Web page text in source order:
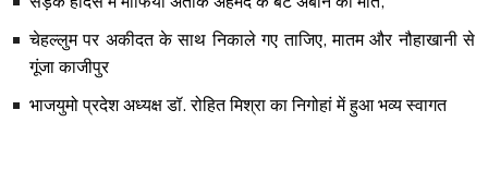
चेहल्लुम पर अकीदत के साथ निकाले गए ताजिए, मातम और नौहाखानी से
गूंजा काजीपुर
भाजयुमो प्रदेश अध्यक्ष डॉ. रोहित मिश्रा का निगोहां में हुआ भव्य स्वागत